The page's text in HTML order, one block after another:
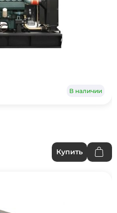
В наличии
Купить